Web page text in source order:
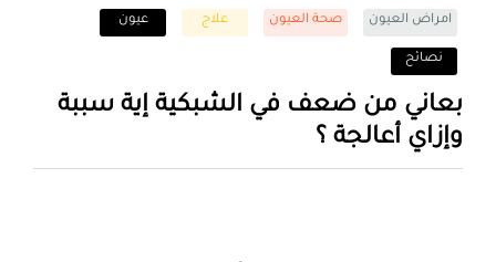
امراض العيون صحة العيون علاج عيون
نصائح
بعاني من ضعف في الشبكية إية سببة
وإزاي أعالجة ؟